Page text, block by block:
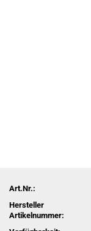
Art.Nr.:
Hersteller
Artikelnummer: